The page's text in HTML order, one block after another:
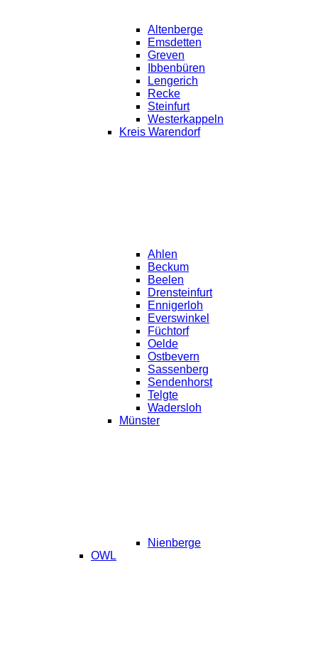
Altenberge
Emsdetten
Greven
Ibbenbüren
Lengerich
Recke
Steinfurt
Westerkappeln
Kreis Warendorf
Ahlen
Beckum
Beelen
Drensteinfurt
Ennigerloh
Everswinkel
Füchtorf
Oelde
Ostbevern
Sassenberg
Sendenhorst
Telgte
Wadersloh
Münster
Nienberge
OWL